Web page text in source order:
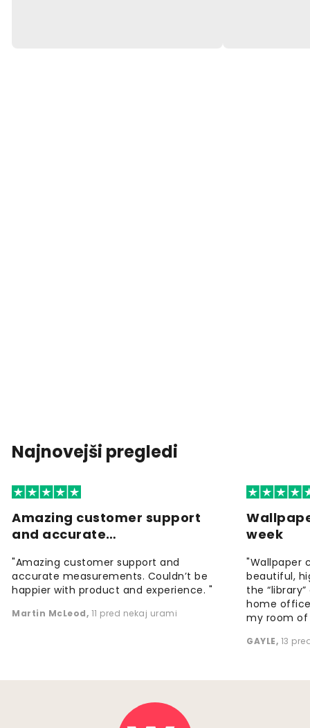
Najnovejši pregledi
Amazing customer support
and accurate…
"Amazing customer support and
accurate measurements. Couldn’t be
happier with product and experience. "
Martin McLeod, 11 pred nekaj urami
week
"Wallpaper
beautiful,
the
home
my room of
GAYLE, 13